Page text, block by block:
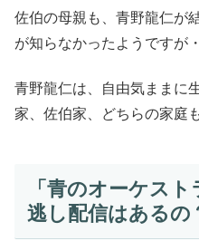
佐伯の母親も、青野龍仁が
が知らなかったようですが
青野龍仁は、自由気ままに
家、佐伯家、どちらの家庭
「青のオーケス
逃し配信はあるの